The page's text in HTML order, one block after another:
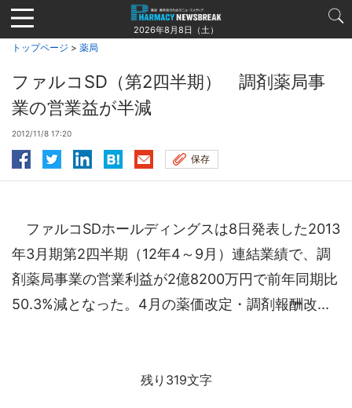
Jump
to
navigation
2026年8月8日（土）
トップページ > 薬局
ファルコSD（第2四半期） 調剤薬局事
業の営業益が半減
2012/11/8 17:20
保存
ファルコSDホールディングスは8日発表した2013
年3月期第2四半期（12年4～9月）連結業績で、調
剤薬局事業の営業利益が2億8200万円で前年同期比
50.3%減となった。4月の薬価改定・調剤報酬改...
残り319文字